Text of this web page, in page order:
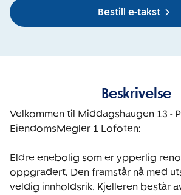
Bestill e-takst
Beskrivelse
Velkommen til Middagshaugen 13 -
EiendomsMegler 1 Lofoten:
Eldre enebolig som er ypperlig
oppgradert. Den framstår nå med
veldig innholdsrik. Kjelleren består